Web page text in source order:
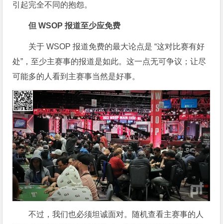
引起完全不同的抱怨。
但 WSOP 报道至少应免费
关于 WSOP 报道免费的最大论点是 “这对比赛有好
处”，至少主赛事的报道是如此。这一点无可争议；让尽
可能多的人看到主赛事当然是好事。
不过，我们也必须坦诚面对。随机查看主赛事的人